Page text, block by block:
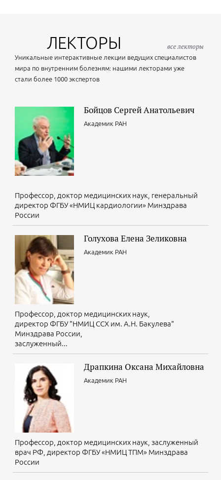
бронхиальной астмы и профилактике нестероидных
противовоспалительных препаратов – ассоциированной
гастропатии». Уфа
Гастро час на Интернисте, баланс науки и практики
Кучерявый Ю.А.
24 августа 2026
16:00 – 19:00
Егоров И.В.
25 августа 2026
"Заговоры" против ЖКТ
Егоров И.В.
ЛЕКТОРЫ все лекторы
Уникальные интерактивные лекции ведущих специалистов
мира по внутренним болезням: нашими лекторами уже
стали более 1000 экспертов
Бойцов Сергей Анатольевич
Академик РАН
Профессор, доктор медицинских наук, генеральный
директор ФГБУ «НМИЦ кардиологии» Минздрава
России
Голухова Елена Зеликовна
Академик РАН
Профессор, доктор медицинских наук,
директор ФГБУ "НМИЦ ССХ им. А.Н. Бакулева"
Минздрава России,
заслуженный...
Драпкина Оксана Михайловна
Академик РАН
Профессор, доктор медицинских наук, заслуженный
врач РФ, директор ФГБУ «НМИЦ ТПМ» Минздрава
России